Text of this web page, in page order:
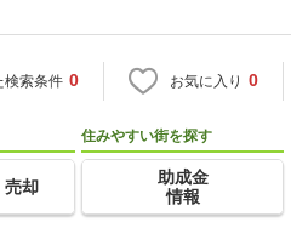
検索条件 0 お気に入り 0
売却
住みやすい街を探す
助成金
情報